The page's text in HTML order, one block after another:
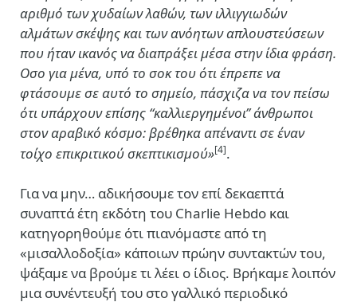
αριθμό των χυδαίων λαθών, των ιλλιγγιωδών
αλμάτων σκέψης και των ανόητων απλουστεύσεων
που ήταν ικανός να διαπράξει μέσα στην ίδια φράση.
Οσο για μένα, υπό το σοκ του ότι έπρεπε να
φτάσουμε σε αυτό το σημείο, πάσχιζα να τον πείσω
ότι υπάρχουν επίσης “καλλιεργημένοι’’ άνθρωποι
στον αραβικό κόσμο: βρέθηκα απέναντι σε έναν
τοίχο επικριτικού σκεπτικισμού»[4].
Για να μην… αδικήσουμε τον επί δεκαεπτά
συναπτά έτη εκδότη του Charlie Hebdo και
κατηγορηθούμε ότι πιανόμαστε από τη
«μισαλλοδοξία» κάποιων πρώην συντακτών του,
ψάξαμε να βρούμε τι λέει ο ίδιος. Βρήκαμε λοιπόν
μια συνέντευξή του στο γαλλικό περιοδικό